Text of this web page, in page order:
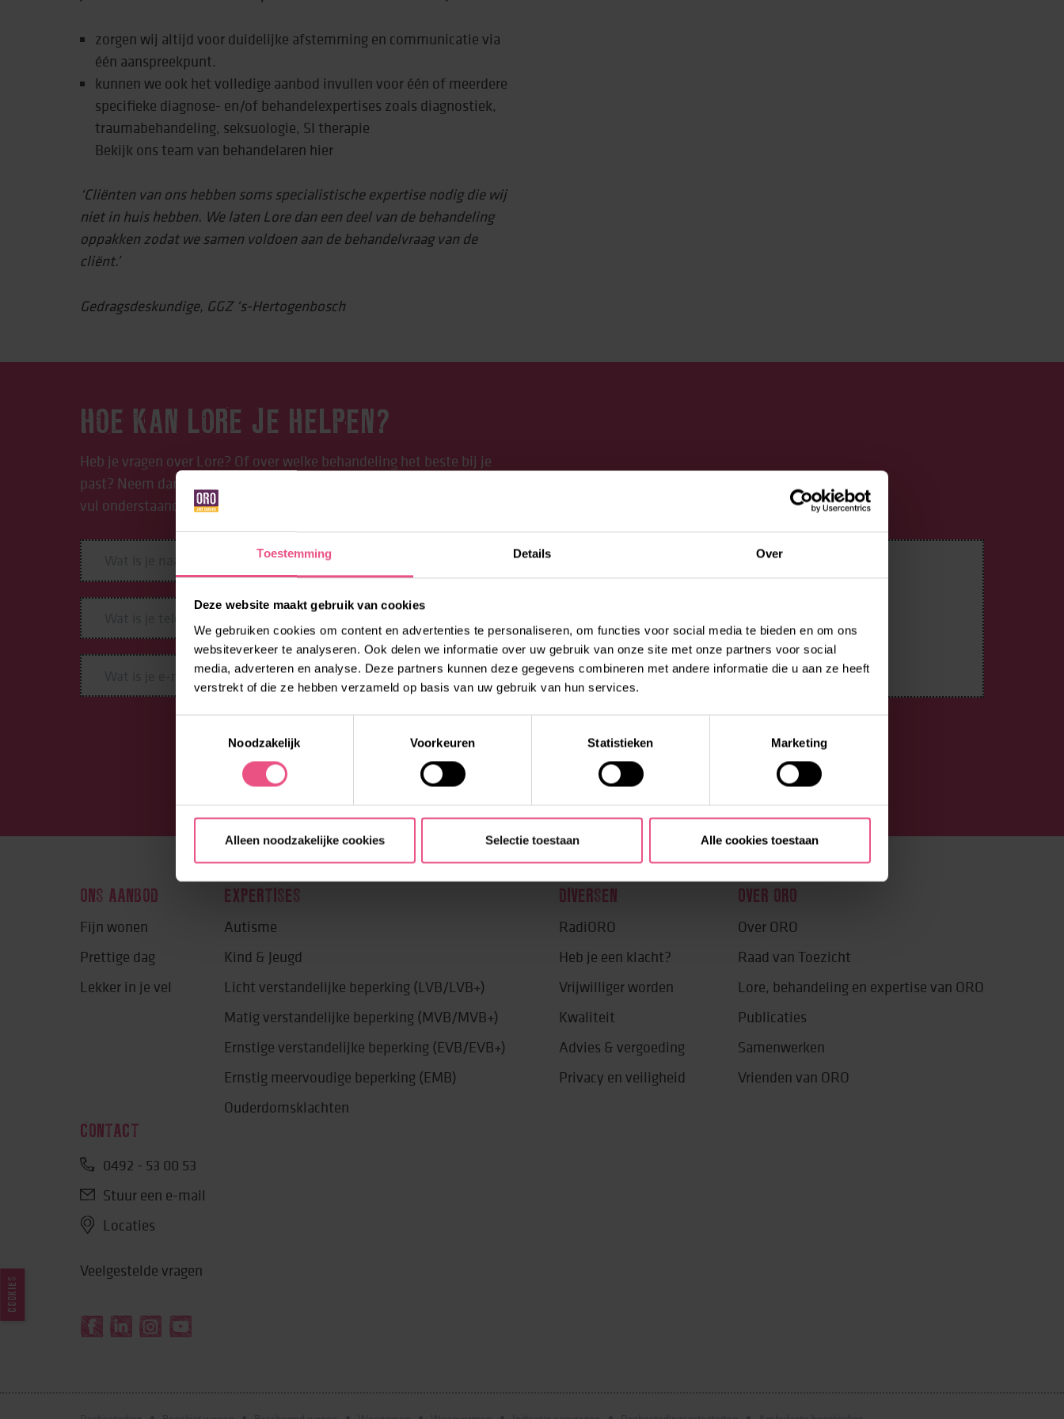
Toestemming Details Over
Deze website maakt gebruik van cookies
We gebruiken cookies om content en advertenties te personaliseren, om functies voor social media te bieden en om ons
websiteverkeer te analyseren. Ook delen we informatie over uw gebruik van onze site met onze partners voor social
media, adverteren en analyse. Deze partners kunnen deze gegevens combineren met andere informatie die u aan ze heeft
verstrekt of die ze hebben verzameld op basis van uw gebruik van hun services.
Noodzakelijk
Voorkeuren Statistieken Marketing
Alleen noodzakelijke cookies Selectie toestaan Alle cookies toestaan
Behandeling & expertise (Lore)
zorgen wij altijd voor duidelijke afstemming en communicatie via
één aanspreekpunt.
kunnen we ook het volledige aanbod invullen voor één of meerdere
specifieke diagnose- en/of behandelexpertises zoals diagnostiek,
traumabehandeling, seksuologie, SI therapie
Bekijk ons team van behandelaren hier
‘Cliënten van ons hebben soms specialistische expertise nodig die wij
niet in huis hebben. We laten Lore dan een deel van de behandeling
oppakken zodat we samen voldoen aan de behandelvraag van de
cliënt.’
Gedragsdeskundige, GGZ ‘s-Hertogenbosch
HOE KAN LORE JE HELPEN?
Heb je vragen over Lore? Of over welke behandeling het beste bij je
past? Neem dan contact op met Lore. Bel: 088 – 0026300 (optie 1) of
vul onderstaand formulier in. We helpen je graag!
ONS AANBOD
Fijn wonen
Prettige dag
Lekker in je vel
EXPERTISES
Autisme
Kind & Jeugd
Licht verstandelijke beperking (LVB/LVB+)
Matig verstandelijke beperking (MVB/MVB+)
Ernstige verstandelijke beperking (EVB/EVB+)
Ernstig meervoudige beperking (EMB)
Ouderdomsklachten
DIVERSEN
RadiORO
Heb je een klacht?
Vrijwilliger worden
Kwaliteit
Advies & vergoeding
Privacy en veiligheid
OVER ORO
Over ORO
Raad van Toezicht
Lore, behandeling en expertise van ORO
Publicaties
Samenwerken
Vrienden van ORO
CONTACT
0492 - 53 00 53
Stuur een e-mail
Locaties
Veelgestelde vragen
COOKIES